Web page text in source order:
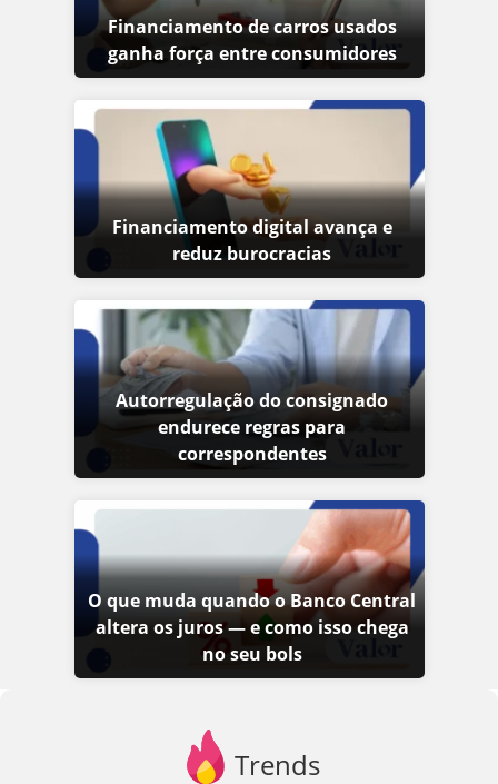
Financiamento de carros usados
ganha força entre consumidores
Financiamento digital avança e
reduz burocracias
Autorregulação do consignado
endurece regras para
correspondentes
O que muda quando o Banco Central
altera os juros — e como isso chega
no seu bols
Trends